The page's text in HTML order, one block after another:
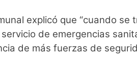
explicó que “cuando
de emergencias
de más fuerzas de